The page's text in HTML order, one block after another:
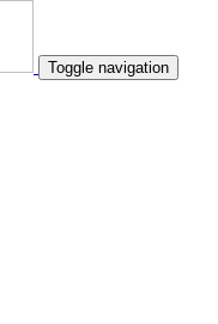
Toggle navigation